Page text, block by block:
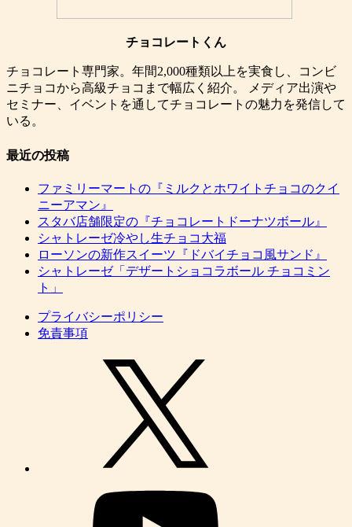
チョコレートくん
チョコレート専門家。年間2,000種類以上を実食し、コンビ
ニチョコから高級チョコまで幅広く紹介。 メディア出演や
セミナー、イベントを通してチョコレートの魅力を発信して
いる。
最近の投稿
ファミリーマートの『ミルクとホワイトチョコのクイ
ニーアマン』
スタバ店舗限定の『チョコレートドーナツボール』
シャトレーゼ冷やし生チョコ大福
ローソンの新作スイーツ『ドバイチョコ風サンド』
シャトレーゼ「デザートショコラボール チョコミン
ト」
プライバシーポリシー
免責事項